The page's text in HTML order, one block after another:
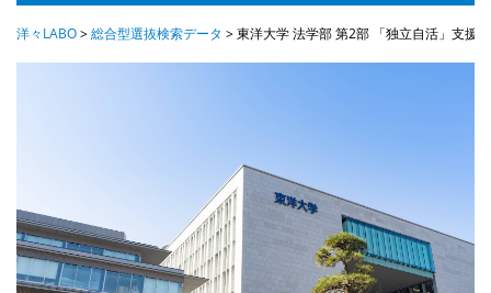
洋々LABO>総合型選抜検索データ >東洋大学 法学部 第2部 「独立自活」支援